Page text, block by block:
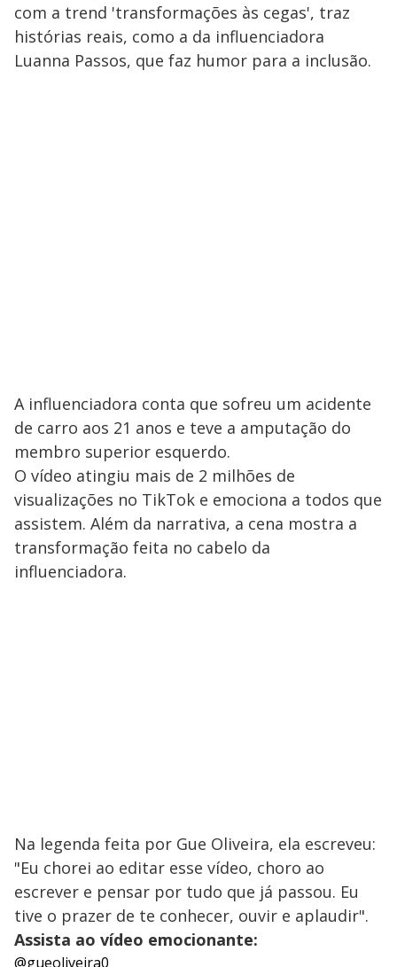
com a trend 'transformações às cegas', traz
histórias reais, como a da influenciadora
Luanna Passos, que faz humor para a inclusão.
A influenciadora conta que sofreu um acidente
de carro aos 21 anos e teve a amputação do
membro superior esquerdo.
O vídeo atingiu mais de 2 milhões de
visualizações no TikTok e emociona a todos que
assistem. Além da narrativa, a cena mostra a
transformação feita no cabelo da
influenciadora.
Na legenda feita por Gue Oliveira, ela escreveu:
"Eu chorei ao editar esse vídeo, choro ao
escrever e pensar por tudo que já passou. Eu
tive o prazer de te conhecer, ouvir e aplaudir".
Assista ao vídeo emocionante:
@gueoliveira0